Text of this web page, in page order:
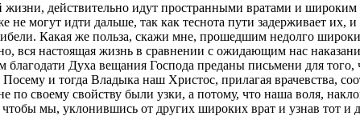
действительно идут пространными вратами и
могут идти дальше, так как теснота пути задерживает
Какая же польза, скажи мне, прошедшим недолго
вся настоящая жизнь в сравнении с ожидающим нас
благодати Духа вещания Господа преданы письмени для
и тогда Владыка наш Христос, прилагая врачевства,
по своему свойству были узки, а потому, что наша воля,
мы, уклонившись от других широких врат и узнав тот и